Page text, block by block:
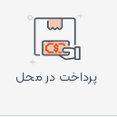
پرداخت در محل